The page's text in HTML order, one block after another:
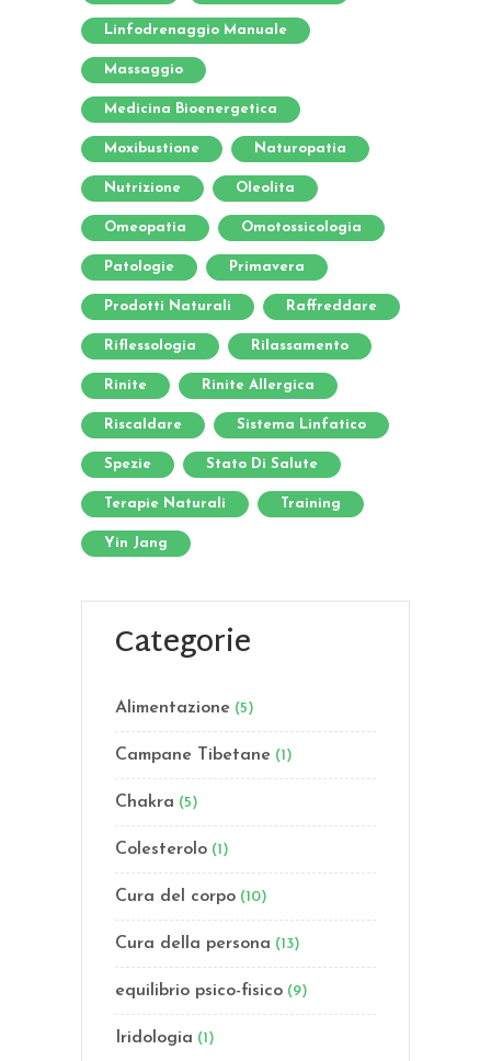
Linfodrenaggio Manuale
Massaggio
Medicina Bioenergetica
Moxibustione Naturopatia
Nutrizione Oleolita
Omeopatia Omotossicologia
Patologie Primavera
Prodotti Naturali Raffreddare
Riflessologia Rilassamento
Rinite Rinite Allergica
Riscaldare Sistema Linfatico
Spezie Stato Di Salute
Terapie Naturali Training
Yin Jang
Categorie
Alimentazione (5)
Campane Tibetane (1)
Chakra (5)
Colesterolo (1)
Cura del corpo (10)
Cura della persona (13)
equilibrio psico-fisico (9)
Iridologia (1)